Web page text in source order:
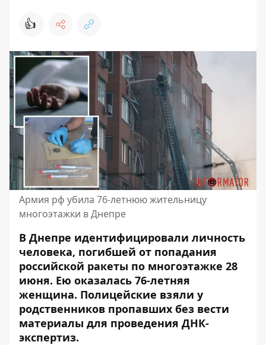
👍
Армия рф убила 76-летнюю жительницу
многоэтажки в Днепре
В Днепре идентифицировали личность
человека, погибшей от попадания
российской ракеты по многоэтажке 28
июня. Ею оказалась 76-летняя
женщина. Полицейские взяли у
родственников пропавших без вести
материалы для проведения ДНК-
экспертиз.